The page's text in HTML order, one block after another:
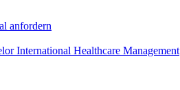
anfordern
International Healthcare Management